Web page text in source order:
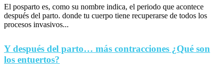
El posparto es, como su nombre indica, el periodo que acontece
después del parto. donde tu cuerpo tiene recuperarse de todos los
procesos invasivos...
Y después del parto… más contracciones ¿Qué son
los entuertos?